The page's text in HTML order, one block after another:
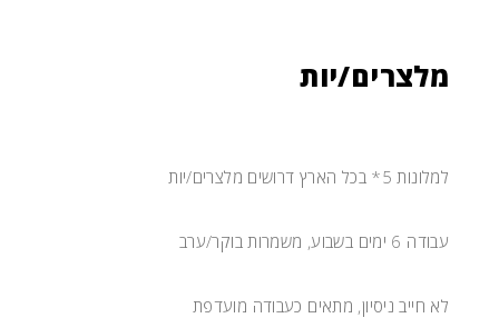
מלצרים/יות
למלונות 5* בכל הארץ דרושים מלצרים/יות
עבודה 6 ימים בשבוע, משמרות בוקר/ערב
לא חייב ניסיון, מתאים כעבודה מועדפת